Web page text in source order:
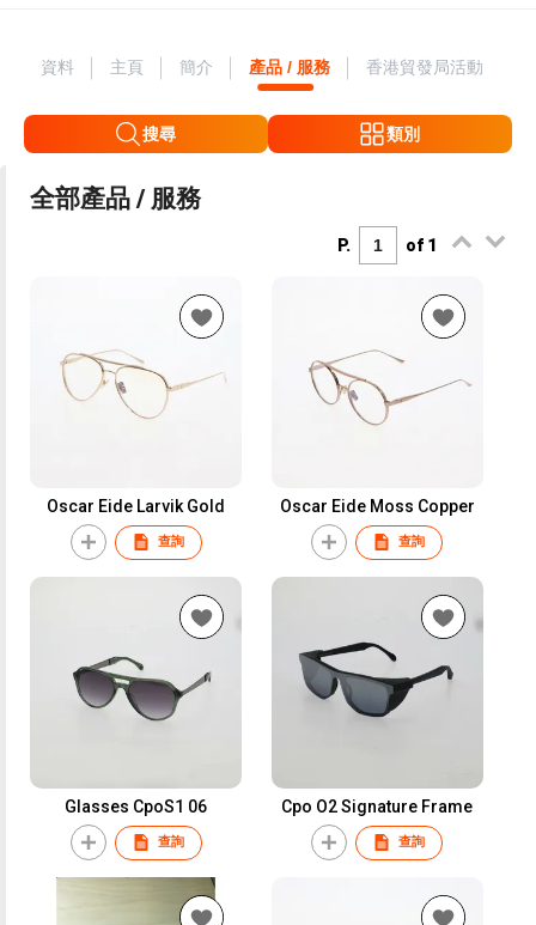
資料 主頁 簡介 產品 / 服務 香港貿發局活動
搜尋 類別
全部產品 / 服務
P. of 1
Oscar Eide Larvik Gold
查詢
Oscar Eide Moss Copper
查詢
Glasses CpoS1 06
查詢
Cpo O2 Signature Frame
查詢